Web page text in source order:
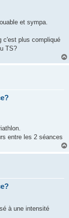
et sympa.
c'est plus compliqué
TS?
entre les 2 séances
à une intensité